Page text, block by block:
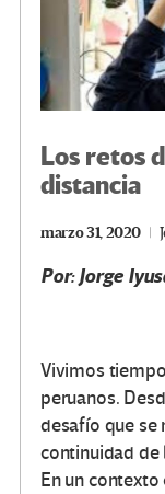
Los retos
distancia
marzo 31, 2020
Por: Jorge
Vivimos
peruanos.
desafío que se
continuidad de
En un